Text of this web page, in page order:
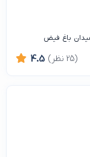
میدان باغ فیض
4.5 (25 نظر)